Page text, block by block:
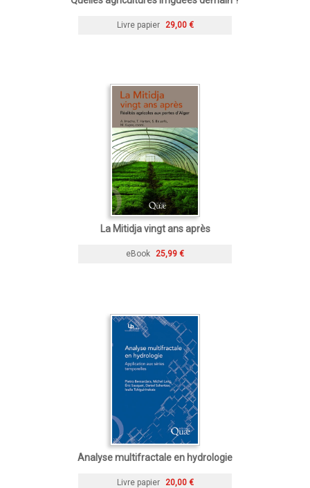
Livre papier 29,00 €
La Mitidja vingt ans après
eBook 25,99 €
Analyse multifractale en hydrologie
Livre papier 20,00 €